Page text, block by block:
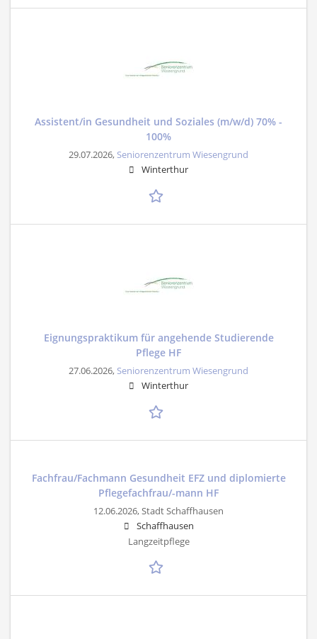
Assistent/in Gesundheit und Soziales (m/w/d) 70% -
100%
29.07.2026, Seniorenzentrum Wiesengrund
Winterthur
Eignungspraktikum für angehende Studierende
Pflege HF
27.06.2026, Seniorenzentrum Wiesengrund
Winterthur
Fachfrau/Fachmann Gesundheit EFZ und diplomierte
Pflegefachfrau/-mann HF
12.06.2026,Stadt Schaffhausen
Schaffhausen
Langzeitpflege